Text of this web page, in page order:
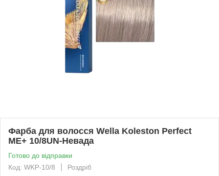
Фарба для волосся Wella Koleston Perfect
ME+ 10/8UN-Невада
Готово до відправки
Код: WKP-10/8
Роздріб